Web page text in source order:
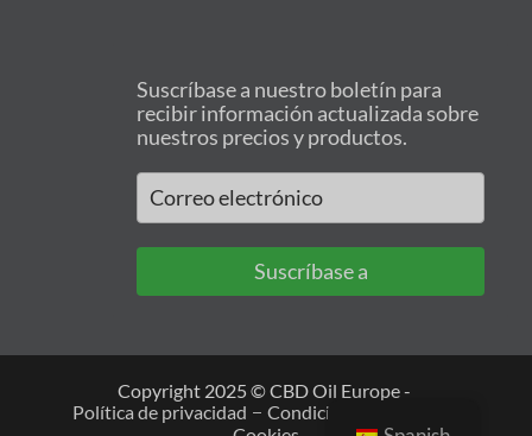
Suscríbase a nuestro boletín para
recibir información actualizada sobre
nuestros precios y productos.
Suscríbase a
Copyright 2025 © CBD Oil Europe -
Política de privacidad
Condiciones generales